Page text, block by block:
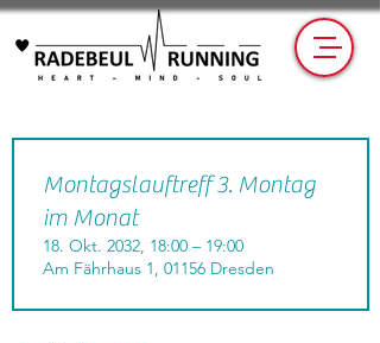
Montagslauftreff 3. Montag
im Monat
18. Okt. 2032, 18:00 – 19:00
Am Fährhaus 1, 01156 Dresden